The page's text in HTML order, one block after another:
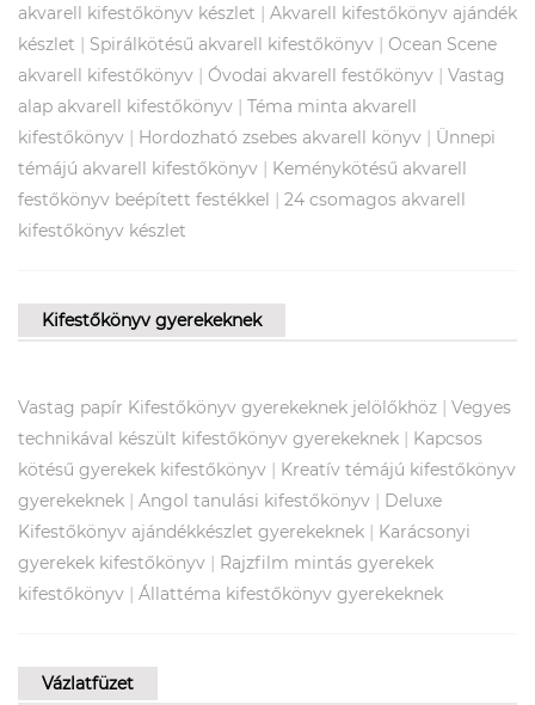
akvarell kifestőkönyv készlet | Akvarell kifestőkönyv ajándék
készlet | Spirálkötésű akvarell kifestőkönyv | Ocean Scene
akvarell kifestőkönyv | Óvodai akvarell festőkönyv | Vastag
alap akvarell kifestőkönyv | Téma minta akvarell
kifestőkönyv | Hordozható zsebes akvarell könyv | Ünnepi
témájú akvarell kifestőkönyv | Keménykötésű akvarell
festőkönyv beépített festékkel | 24 csomagos akvarell
kifestőkönyv készlet
Kifestőkönyv gyerekeknek
Vastag papír Kifestőkönyv gyerekeknek jelölőkhöz | Vegyes
technikával készült kifestőkönyv gyerekeknek | Kapcsos
kötésű gyerekek kifestőkönyv | Kreatív témájú kifestőkönyv
gyerekeknek | Angol tanulási kifestőkönyv | Deluxe
Kifestőkönyv ajándékkészlet gyerekeknek | Karácsonyi
gyerekek kifestőkönyv | Rajzfilm mintás gyerekek
kifestőkönyv | Állattéma kifestőkönyv gyerekeknek
Vázlatfüzet